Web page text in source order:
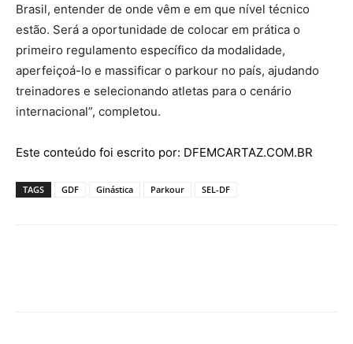
Brasil, entender de onde vêm e em que nível técnico
estão. Será a oportunidade de colocar em prática o
primeiro regulamento específico da modalidade,
aperfeiçoá-lo e massificar o parkour no país, ajudando
treinadores e selecionando atletas para o cenário
internacional”, completou.
Este conteúdo foi escrito por: DFEMCARTAZ.COM.BR
TAGS GDF Ginástica Parkour SEL-DF